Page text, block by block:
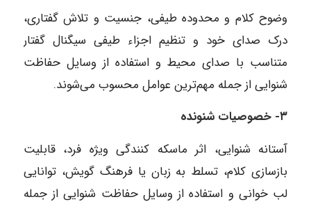
وضوح کلام و محدوده طیفی، جنسیت و تلاش گفتاری،
درک صدای خود و تنظیم اجزاء طیفی سیگنال گفتار
متناسب با صدای محیط و استفاده از وسایل حفاظت
شنوایی از جمله مهم‌ترین عوامل محسوب می‌شوند.
۳- خصوصیات شنونده
آستانه شنوایی، اثر ماسکه کنندگی ویژه فرد، قابلیت
بازسازی کلام، تسلط به زبان یا فرهنگ گویش، توانایی
لب خوانی و استفاده از وسایل حفاظت شنوایی از جمله